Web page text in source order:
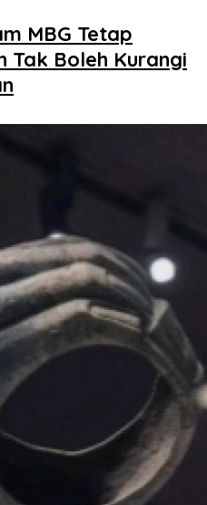
MBG Tetap
Tak Boleh Kurangi